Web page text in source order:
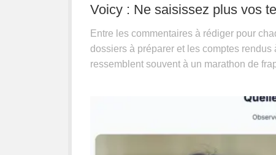
Voicy : Ne saisissez plus vos
Entre les commentaires à rédiger pour
dossiers à préparer et les comptes
ressemblent souvent à un marathon de